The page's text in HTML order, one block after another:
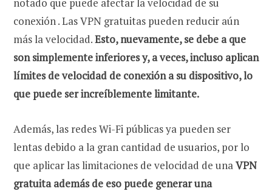
conexión . Las VPN gratuitas pueden reducir aún
más la velocidad.Esto, nuevamente, se debe a que
son simplemente inferiores y, a veces, incluso aplican
límites de velocidad de conexión a su dispositivo, lo
que puede ser increíblemente limitante.
Además, las redes Wi-Fi públicas ya pueden ser
lentas debido a la gran cantidad de usuarios, por lo
que aplicar las limitaciones de velocidad de unaVPN
gratuita además de eso puede generar una